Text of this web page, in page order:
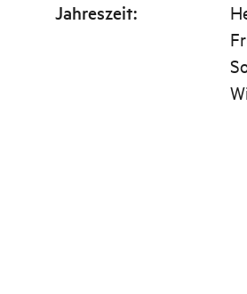
Jahreszeit: